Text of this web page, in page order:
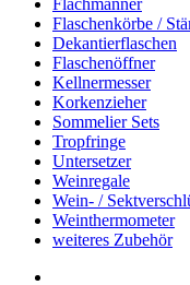
Flaschenkörbe /
Dekantierflaschen
Flaschenöffner
Kellnermesser
Korkenzieher
Sommelier Sets
Tropfringe
Untersetzer
Weinregale
Wein- /
Weinthermometer
weiteres Zubehör